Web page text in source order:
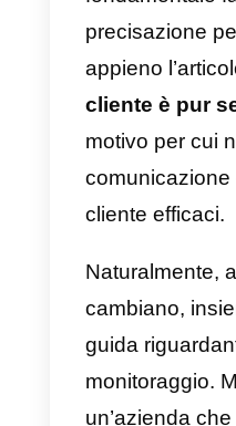
Prima di
parametri
servizio
appieno
cliente è